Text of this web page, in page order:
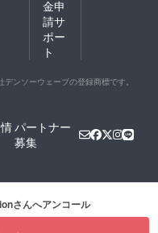
金申
請サ
ポー
ト
デンソーウェーブの登録商標です。
パートナー
募集
さんへアンコール